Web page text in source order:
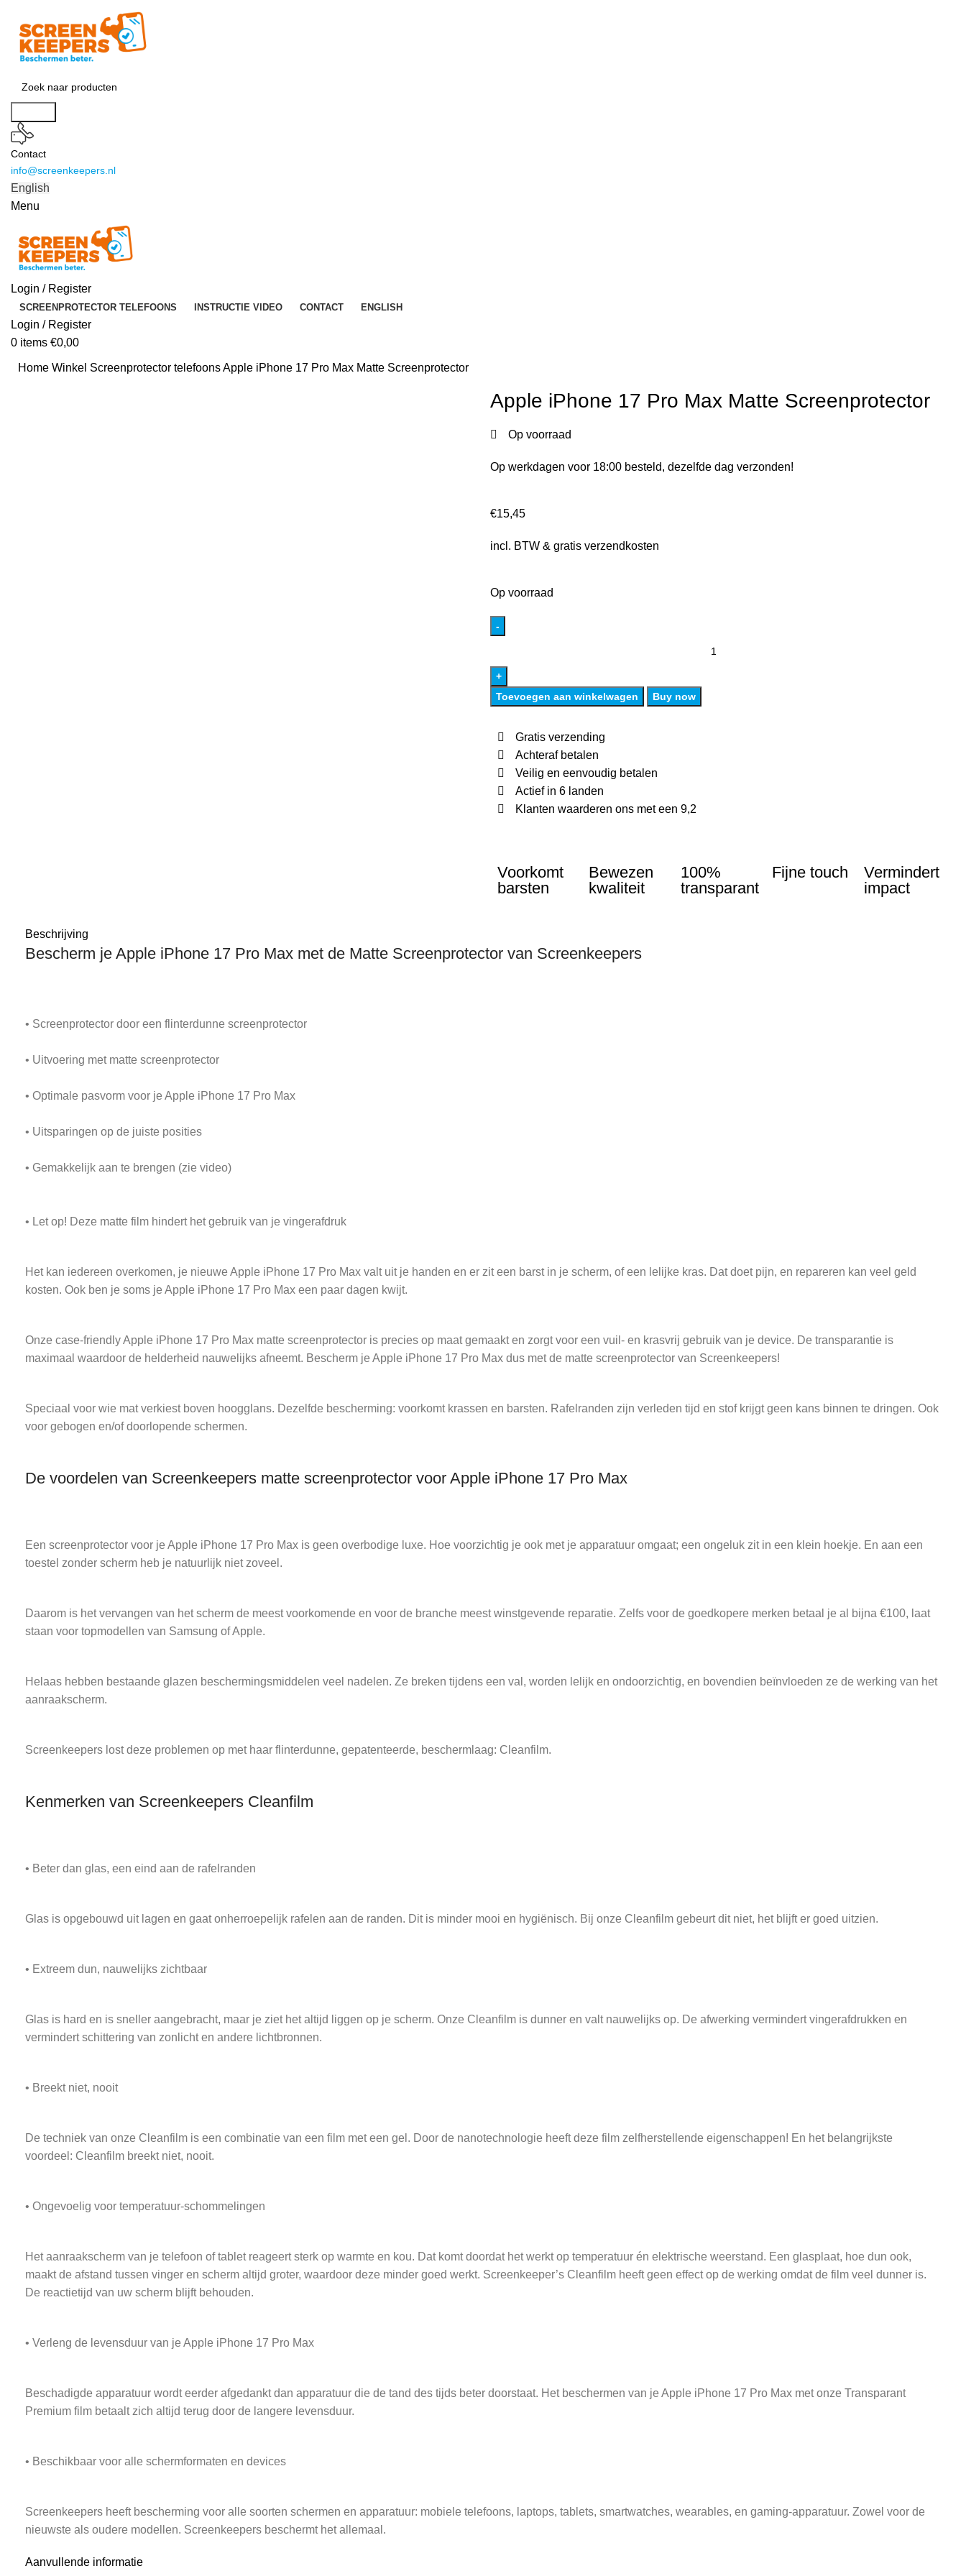
Contact
info@screenkeepers.nl
English
Menu
Login / Register
SCREENPROTECTOR TELEFOONS INSTRUCTIE VIDEO CONTACT ENGLISH
Login / Register
0 items €0,00
Home Winkel Screenprotector telefoonsApple iPhone 17 Pro Max Matte Screenprotector
Apple iPhone 17 Pro Max Matte Screenprotector
Op voorraad
Op werkdagen voor 18:00 besteld, dezelfde dag verzonden!
€15,45
incl. BTW & gratis verzendkosten
Op voorraad
Toevoegen aan winkelwagen Buy now
Gratis verzending
Achteraf betalen
Veilig en eenvoudig betalen
Actief in 6 landen
Klanten waarderen ons met een 9,2
Voorkomt
barsten
Bewezen
kwaliteit
100%
transparant
Fijne touch
Vermindert
impact
Beschrijving
Bescherm je Apple iPhone 17 Pro Max met de Matte Screenprotector van Screenkeepers
• Screenprotector door een flinterdunne screenprotector
• Uitvoering met matte screenprotector
• Optimale pasvorm voor je Apple iPhone 17 Pro Max
• Uitsparingen op de juiste posities
• Gemakkelijk aan te brengen (zie video)
• Let op! Deze matte film hindert het gebruik van je vingerafdruk
Het kan iedereen overkomen, je nieuwe Apple iPhone 17 Pro Max valt uit je handen en er zit een barst in je scherm, of een lelijke kras. Dat doet pijn, en repareren kan veel geld
kosten. Ook ben je soms je Apple iPhone 17 Pro Max een paar dagen kwijt.
Onze case-friendly Apple iPhone 17 Pro Max matte screenprotector is precies op maat gemaakt en zorgt voor een vuil- en krasvrij gebruik van je device. De transparantie is
maximaal waardoor de helderheid nauwelijks afneemt. Bescherm je Apple iPhone 17 Pro Max dus met de matte screenprotector van Screenkeepers!
Speciaal voor wie mat verkiest boven hoogglans. Dezelfde bescherming: voorkomt krassen en barsten. Rafelranden zijn verleden tijd en stof krijgt geen kans binnen te dringen. Ook
voor gebogen en/of doorlopende schermen.
De voordelen van Screenkeepers matte screenprotector voor Apple iPhone 17 Pro Max
Een screenprotector voor je Apple iPhone 17 Pro Max is geen overbodige luxe. Hoe voorzichtig je ook met je apparatuur omgaat; een ongeluk zit in een klein hoekje. En aan een
toestel zonder scherm heb je natuurlijk niet zoveel.
Daarom is het vervangen van het scherm de meest voorkomende en voor de branche meest winstgevende reparatie. Zelfs voor de goedkopere merken betaal je al bijna €100, laat
staan voor topmodellen van Samsung of Apple.
Helaas hebben bestaande glazen beschermingsmiddelen veel nadelen. Ze breken tijdens een val, worden lelijk en ondoorzichtig, en bovendien beïnvloeden ze de werking van het
aanraakscherm.
Screenkeepers lost deze problemen op met haar flinterdunne, gepatenteerde, beschermlaag: Cleanfilm.
Kenmerken van Screenkeepers Cleanfilm
• Beter dan glas, een eind aan de rafelranden
Glas is opgebouwd uit lagen en gaat onherroepelijk rafelen aan de randen. Dit is minder mooi en hygiënisch. Bij onze Cleanfilm gebeurt dit niet, het blijft er goed uitzien.
• Extreem dun, nauwelijks zichtbaar
Glas is hard en is sneller aangebracht, maar je ziet het altijd liggen op je scherm. Onze Cleanfilm is dunner en valt nauwelijks op. De afwerking vermindert vingerafdrukken en
vermindert schittering van zonlicht en andere lichtbronnen.
• Breekt niet, nooit
De techniek van onze Cleanfilm is een combinatie van een film met een gel. Door de nanotechnologie heeft deze film zelfherstellende eigenschappen! En het belangrijkste
voordeel: Cleanfilm breekt niet, nooit.
• Ongevoelig voor temperatuur-schommelingen
Het aanraakscherm van je telefoon of tablet reageert sterk op warmte en kou. Dat komt doordat het werkt op temperatuur én elektrische weerstand. Een glasplaat, hoe dun ook,
maakt de afstand tussen vinger en scherm altijd groter, waardoor deze minder goed werkt. Screenkeeper’s Cleanfilm heeft geen effect op de werking omdat de film veel dunner is.
De reactietijd van uw scherm blijft behouden.
• Verleng de levensduur van je Apple iPhone 17 Pro Max
Beschadigde apparatuur wordt eerder afgedankt dan apparatuur die de tand des tijds beter doorstaat. Het beschermen van je Apple iPhone 17 Pro Max met onze Transparant
Premium film betaalt zich altijd terug door de langere levensduur.
• Beschikbaar voor alle schermformaten en devices
Screenkeepers heeft bescherming voor alle soorten schermen en apparatuur: mobiele telefoons, laptops, tablets, smartwatches, wearables, en gaming-apparatuur. Zowel voor de
nieuwste als oudere modellen. Screenkeepers beschermt het allemaal.
Aanvullende informatie